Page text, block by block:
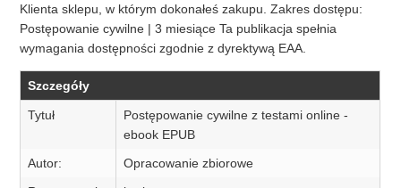
Klienta sklepu, w którym dokonałeś zakupu. Zakres dostępu:
Postępowanie cywilne | 3 miesiące Ta publikacja spełnia
wymagania dostępności zgodnie z dyrektywą EAA.
Szczegóły
Tytuł
Postępowanie cywilne z testami online -
ebook EPUB
Autor:
Opracowanie zbiorowe